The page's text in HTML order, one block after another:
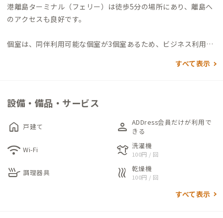
港離島ターミナル（フェリー）は徒歩5分の場所にあり、離島へ
のアクセスも良好です。
個室は、同伴利用可能な個室が3個室あるため、ビジネス利用に
ダイニングには6人で利用可能なダイニングテーブルがあり、タ
イミングが合えば他の滞在者と一緒に食事をすることもできま
す。
石垣島出身の家守から島の見どころやおすすめスポットを聞い
てみるのも良いかもしれません。
すべて表示
設備・備品・サービス
home 戸建て person ADDress会員だけが利用で
きる
wifi Wi-Fi laundry 洗濯機
100円 / 回
skillet 調理器具 heat 乾燥機
100円 / 回
すべて表示